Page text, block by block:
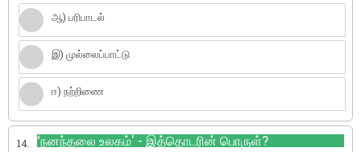
ஆ) பரிபாடல்
இ) முல்லைப்பாட்டு
ஈ) நற்றிணை
14. ‘நனந்தலை உலகம்' - இத்தொடரின் பொருள்?